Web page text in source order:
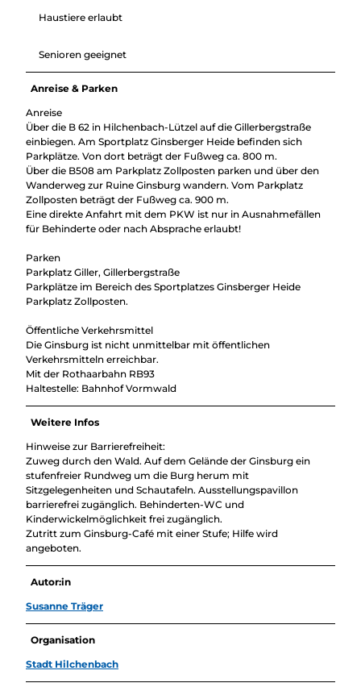
Haustiere erlaubt
Senioren geeignet
Anreise & Parken
Anreise
Über die B 62 in Hilchenbach-Lützel auf die Gillerbergstraße
einbiegen. Am Sportplatz Ginsberger Heide befinden sich
Parkplätze. Von dort beträgt der Fußweg ca. 800 m.
Über die B508 am Parkplatz Zollposten parken und über den
Wanderweg zur Ruine Ginsburg wandern. Vom Parkplatz
Zollposten beträgt der Fußweg ca. 900 m.
Eine direkte Anfahrt mit dem PKW ist nur in Ausnahmefällen
für Behinderte oder nach Absprache erlaubt!
Parken
Parkplatz Giller, Gillerbergstraße
Parkplätze im Bereich des Sportplatzes Ginsberger Heide
Parkplatz Zollposten.
Öffentliche Verkehrsmittel
Die Ginsburg ist nicht unmittelbar mit öffentlichen
Verkehrsmitteln erreichbar.
Mit der Rothaarbahn RB93
Haltestelle: Bahnhof Vormwald
Weitere Infos
Hinweise zur Barrierefreiheit:
Zuweg durch den Wald. Auf dem Gelände der Ginsburg ein
stufenfreier Rundweg um die Burg herum mit
Sitzgelegenheiten und Schautafeln. Ausstellungspavillon
barrierefrei zugänglich. Behinderten-WC und
Kinderwickelmöglichkeit frei zugänglich.
Zutritt zum Ginsburg-Café mit einer Stufe; Hilfe wird
angeboten.
Autor:in
Susanne Träger
Organisation
Stadt Hilchenbach